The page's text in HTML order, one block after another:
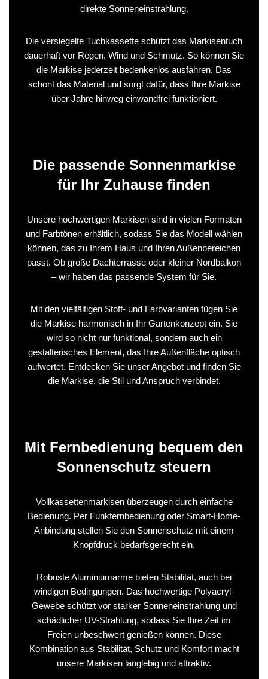
direkte Sonneneinstrahlung.
Die versiegelte Tuchkassette schützt das Markisentuch
dauerhaft vor Regen, Wind und Schmutz. So können Sie
die Markise jederzeit bedenkenlos ausfahren. Das
schont das Material und sorgt dafür, dass Ihre Markise
über Jahre hinweg einwandfrei funktioniert.
Die passende Sonnenmarkise
für Ihr Zuhause finden
Unsere hochwertigen Markisen sind in vielen Formaten
und Farbtönen erhältlich, sodass Sie das Modell wählen
können, das zu Ihrem Haus und Ihren Außenbereichen
passt. Ob große Dachterrasse oder kleiner Nordbalkon
– wir haben das passende System für Sie.
Mit den vielfältigen Stoff- und Farbvarianten fügen Sie
die Markise harmonisch in Ihr Gartenkonzept ein. Sie
wird so nicht nur funktional, sondern auch ein
gestalterisches Element, das Ihre Außenfläche optisch
aufwertet. Entdecken Sie unser Angebot und finden Sie
die Markise, die Stil und Anspruch verbindet.
Mit Fernbedienung bequem den
Sonnenschutz steuern
Vollkassettenmarkisen überzeugen durch einfache
Bedienung. Per Funkfernbedienung oder Smart‑Home-
Anbindung stellen Sie den Sonnenschutz mit einem
Knopfdruck bedarfsgerecht ein.
Robuste Aluminiumarme bieten Stabilität, auch bei
windigen Bedingungen. Das hochwertige Polyacryl-
Gewebe schützt vor starker Sonneneinstrahlung und
schädlicher UV-Strahlung, sodass Sie Ihre Zeit im
Freien unbeschwert genießen können. Diese
Kombination aus Stabilität, Schutz und Komfort macht
unsere Markisen langlebig und attraktiv.